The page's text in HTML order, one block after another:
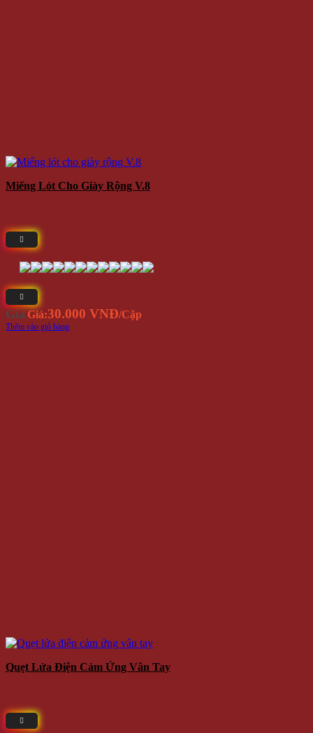
Miếng Lót Cho Giày Rộng V.8
Giá Giá:30.000 VNĐ/Cặp
Thêm vào giỏ hàng
Quẹt Lửa Điện Cảm Ứng Vân Tay